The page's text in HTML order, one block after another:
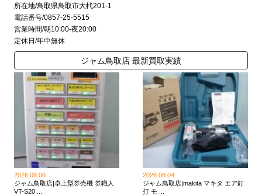
所在地/鳥取県鳥取市大杙201-1
電話番号/0857-25-5515
営業時間/朝10:00-夜20:00
定休日/年中無休
ジャム鳥取店 最新買取実績
2026.08.06
ジャム鳥取店|卓上型券売機 券職人
VT-S20 ...
2026.08.04
ジャム鳥取店|makita マキタ エア釘
打 モ ...